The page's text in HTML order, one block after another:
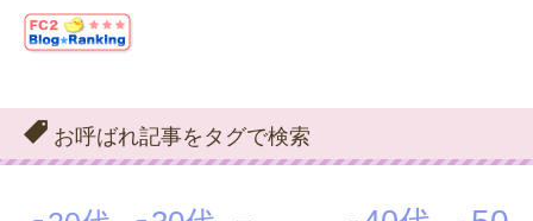
お呼ばれ記事をタグで検索